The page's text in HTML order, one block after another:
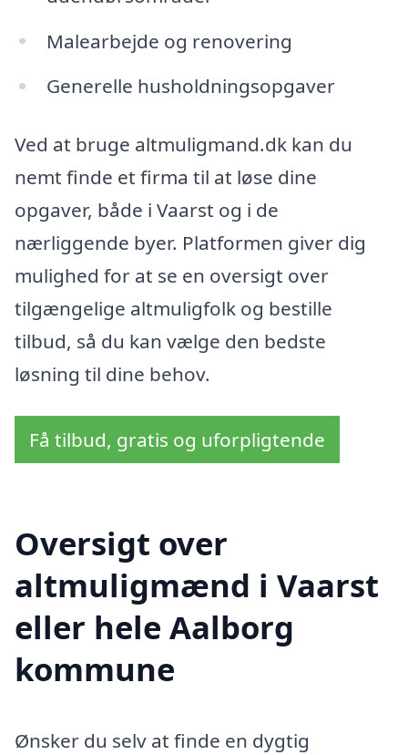
Malearbejde og renovering
Generelle husholdningsopgaver
Ved at bruge altmuligmand.dk kan du
nemt finde et firma til at løse dine
opgaver, både i Vaarst og i de
nærliggende byer. Platformen giver dig
mulighed for at se en oversigt over
tilgængelige altmuligfolk og bestille
tilbud, så du kan vælge den bedste
løsning til dine behov.
Få tilbud, gratis og uforpligtende
Oversigt over
altmuligmænd i Vaarst
eller hele Aalborg
kommune
Ønsker du selv at finde en dygtig